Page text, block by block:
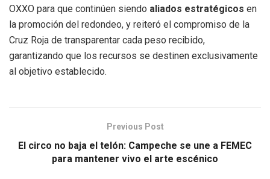
OXXO para que continúen siendo aliados estratégicos en
la promoción del redondeo, y reiteró el compromiso de la
Cruz Roja de transparentar cada peso recibido,
garantizando que los recursos se destinen exclusivamente
al objetivo establecido.
Previous Post
El circo no baja el telón: Campeche se une a FEMEC
para mantener vivo el arte escénico